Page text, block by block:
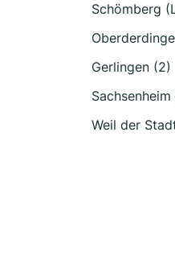
Schömberg
Gerlingen (2)
Sachsenheim
Weil der